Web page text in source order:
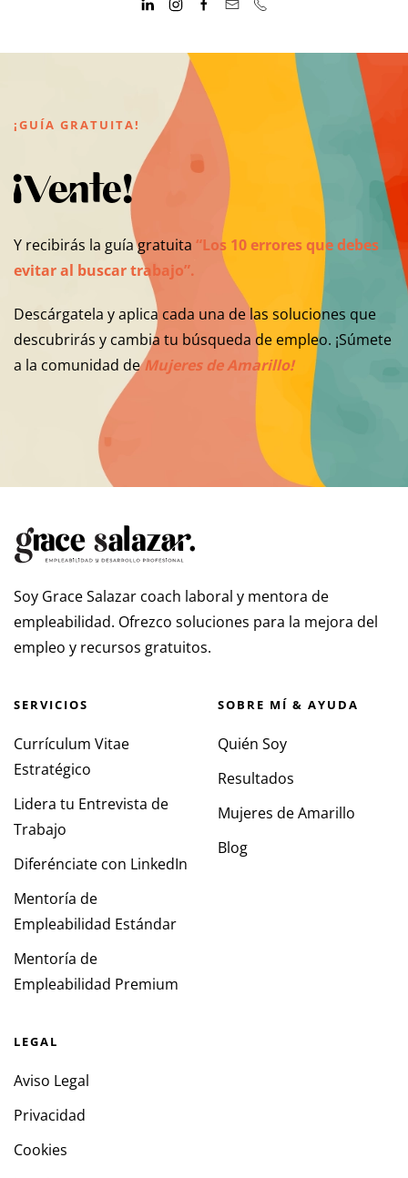
¡GUÍA GRATUITA!
¡Vente!
Y recibirás la guía gratuita “Los 10 errores que debes
evitar al buscar trabajo”.
Descárgatela y aplica cada una de las soluciones que
descubrirás y cambia tu búsqueda de empleo. ¡Súmete
a la comunidad deMujeres de Amarillo!
Soy Grace Salazar coach laboral y mentora de
empleabilidad. Ofrezco soluciones para la mejora del
empleo y recursos gratuitos.
SERVICIOS
Currículum Vitae
Estratégico
Lidera tu Entrevista de
Trabajo
Diferénciate con LinkedIn
Mentoría de
Empleabilidad Estándar
Mentoría de
Empleabilidad Premium
SOBRE MÍ & AYUDA
Quién Soy
Resultados
Mujeres de Amarillo
Blog
LEGAL
Aviso Legal
Privacidad
Cookies